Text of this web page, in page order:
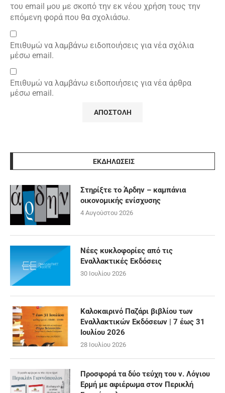
του email μου με σκοπό την εκ νέου χρήση τους την
επόμενη φορά που θα σχολιάσω.
Επιθυμώ να λαμβάνω ειδοποιήσεις για νέα σχόλια
μέσω email.
Επιθυμώ να λαμβάνω ειδοποιήσεις για νέα άρθρα
μέσω email.
ΕΚΔΗΛΩΣΕΙΣ
Στηρίξτε το Άρδην – καμπάνια
οικονομικής ενίσχυσης
4 Αυγούστου 2026
Νέες κυκλοφορίες από τις
Εναλλακτικές Εκδόσεις
30 Ιουλίου 2026
Καλοκαιρινό Παζάρι βιβλίου των
Εναλλακτικών Εκδόσεων | 7 έως 31
Ιουλίου 2026
28 Ιουλίου 2026
Προσφορά τα δύο τεύχη του ν. Λόγιου
Ερμή με αφιέρωμα στον Περικλή